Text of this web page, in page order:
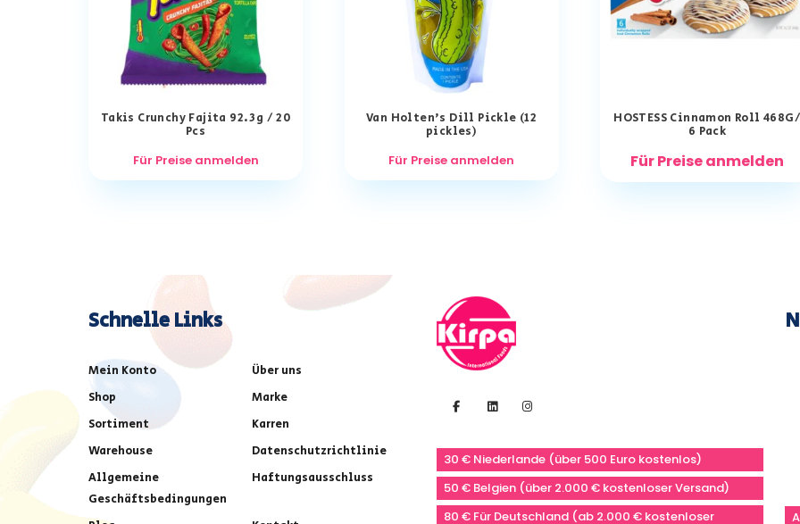
Takis Crunchy Fajita 92.3g / 20
Pcs
Für Preise anmelden
Van Holten’s Dill Pickle (12
pickles)
Für Preise anmelden
HOSTESS Cinnamon Roll 468G/
6 Pack
Für Preise anmelden
Schnelle Links
Mein Konto
Über uns
Shop
Marke
Sortiment
Karren
Warehouse
Datenschutzrichtlinie
Allgemeine
Geschäftsbedingungen
Haftungsausschluss
30 € Niederlande (über 500 Euro kostenlos)
50 € Belgien (über 2.000 € kostenloser Versand)
80 € Für Deutschland (ab 2.000 € kostenloser